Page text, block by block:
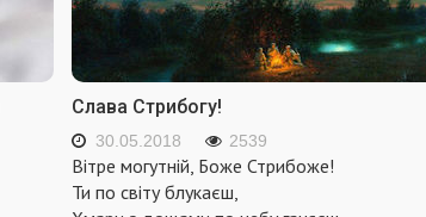
Слава Стрибогу!
30.05.2018 2539
Вітре могутній, Боже Стрибоже!
Ти по світу блукаєш,